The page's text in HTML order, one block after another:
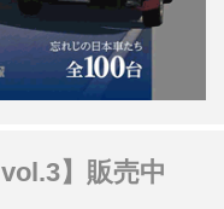
】販売中